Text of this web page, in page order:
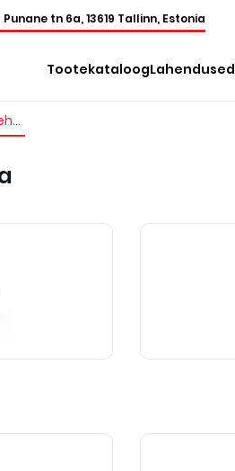
Punane tn 6a, 13619 Tallinn, Estonia
TootekataloogLahendused
Pinnasetööde tehnika